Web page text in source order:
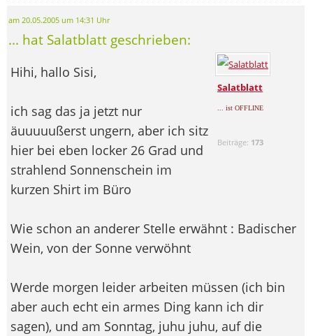
am 20.05.2005 um 14:31 Uhr
... hat Salatblatt geschrieben:
Salatblatt
... ist OFFLINE
Beiträge: 173
Hihi, hallo Sisi,
ich sag das ja jetzt nur
äuuuuußerst ungern, aber ich sitz
hier bei eben locker 26 Grad und
strahlend Sonnenschein im
kurzen Shirt im Büro
Wie schon an anderer Stelle erwähnt : Badischer
Wein, von der Sonne verwöhnt
Werde morgen leider arbeiten müssen (ich bin
aber auch echt ein armes Ding kann ich dir
sagen), und am Sonntag, juhu juhu, auf die